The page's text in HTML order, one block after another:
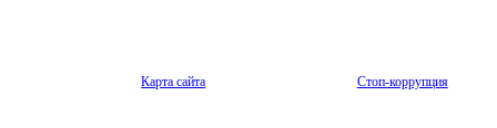
Карта сайта Стоп-коррупция